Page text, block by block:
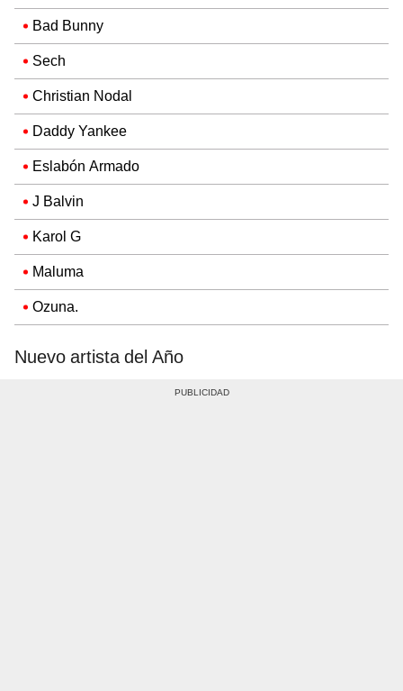
Bad Bunny
Sech
Christian Nodal
Daddy Yankee
Eslabón Armado
J Balvin
Karol G
Maluma
Ozuna.
Nuevo artista del Año